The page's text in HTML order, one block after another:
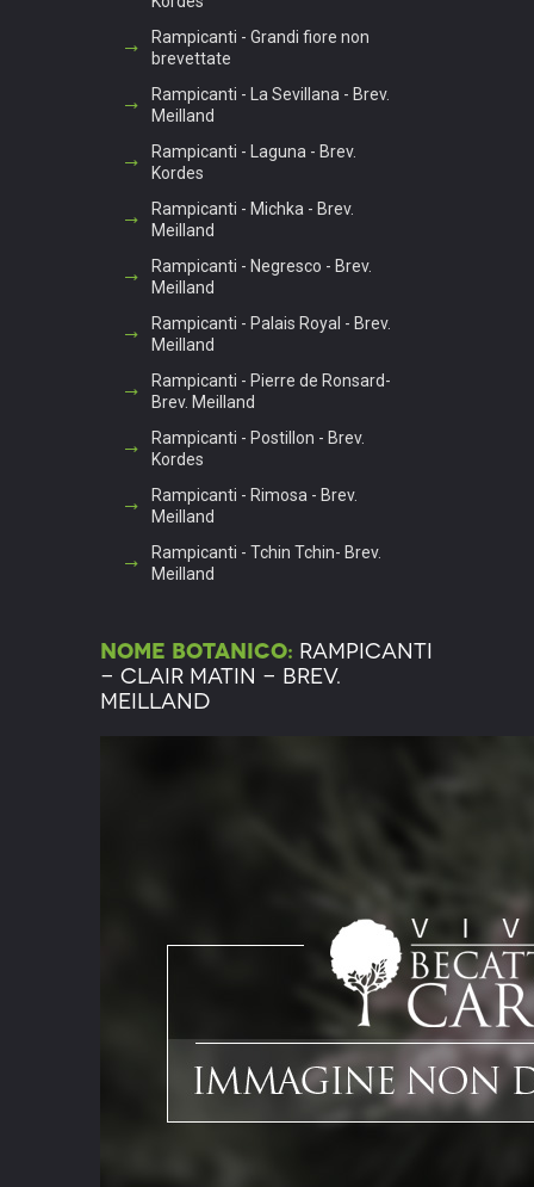
Rampicanti - Grandi fiore non
brevettate
Rampicanti - La Sevillana - Brev.
Meilland
Rampicanti - Laguna - Brev.
Kordes
Rampicanti - Michka - Brev.
Meilland
Rampicanti - Negresco - Brev.
Meilland
Rampicanti - Palais Royal - Brev.
Meilland
Rampicanti - Pierre de Ronsard-
Brev. Meilland
Rampicanti - Postillon - Brev.
Kordes
Rampicanti - Rimosa - Brev.
Meilland
Rampicanti - Tchin Tchin- Brev.
Meilland
Nome botanico: Rampicanti
- Clair Matin - Brev.
Meilland